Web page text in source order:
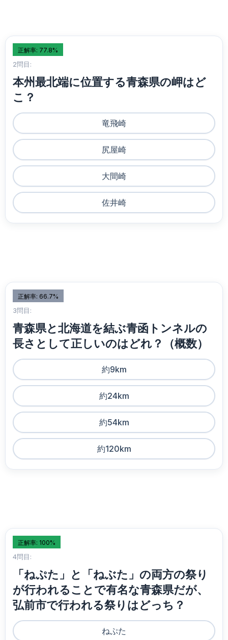
正解率: 77.8%
2問目:
本州最北端に位置する青森県の岬はど
こ？
竜飛崎
尻屋崎
大間崎
佐井崎
正解率: 66.7%
3問目:
青森県と北海道を結ぶ青函トンネルの
長さとして正しいのはどれ？（概数）
約9km
約24km
約54km
約120km
正解率: 100%
4問目:
「ねぷた」と「ねぶた」の両方の祭り
が行われることで有名な青森県だが、
弘前市で行われる祭りはどっち？
ねぷた